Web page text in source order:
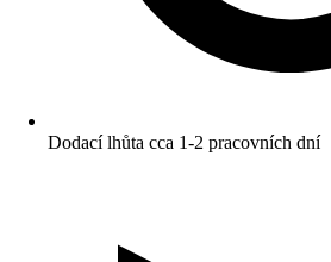
Dodací lhůta cca 1-2 pracovních dní